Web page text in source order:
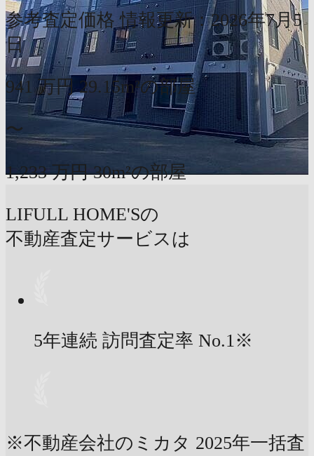
参考査定価格 情報更新：2026年7月5
日
941 万円 29.15m²の部屋
〜
1,233 万円 30m²の部屋
LIFULL HOME'Sの
不動産査定サービスは
5年連続 訪問査定率 No.1※
※不動産会社のミカタ 2025年一括査